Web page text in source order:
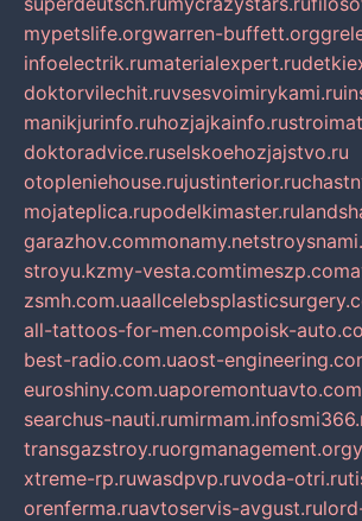
mypetslife.orgwarren-buffett.org
infoelectrik.rumaterialexpert.ru
doktorvilechit.ruvsesvoimirykami.ru
manikjurinfo.ruhozjajkainfo.ru
doktoradvice.ruselskoehozjajstvo.ru
otopleniehouse.rujustinterior.ru
mojateplica.rupodelkimaster.ru
garazhov.commonamy.net
stroyu.kzmy-vesta.comtimeszp.com
zsmh.com.ua
all-tattoos-for-men.compoisk-
best-radio.com.uaost-
euroshiny.com.uaporemontuavto.com
searchus-nauti.rumirmam.info
transgazstroy.ruorgmanagement.org
xtreme-rp.ruwasdpvp.ruvoda-otri.ru
orenferma.ruavtoservis-avgust.ru